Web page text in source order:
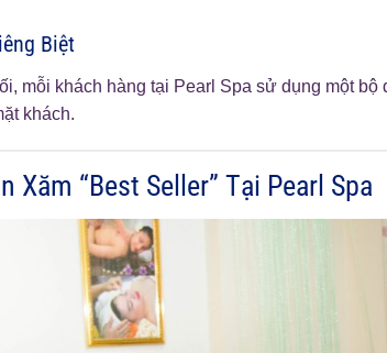
Biệt
mỗi khách hàng tại Pearl Spa sử dụng một bộ
khách.
Xăm “Best Seller” Tại Pearl Spa